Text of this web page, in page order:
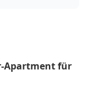
Apartment für